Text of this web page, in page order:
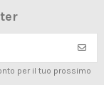
per il tuo prossimo